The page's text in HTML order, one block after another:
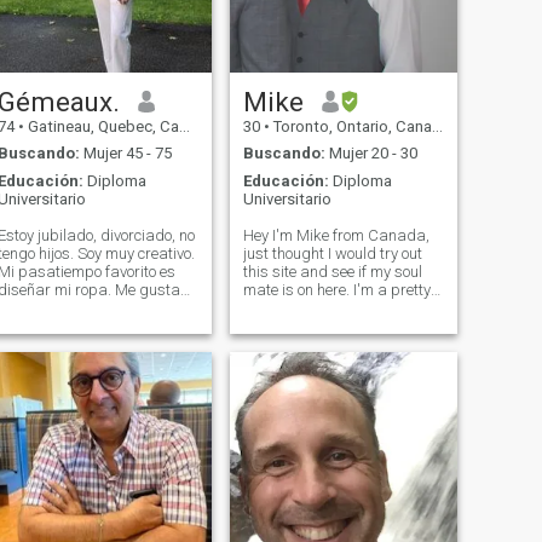
Gémeaux.
• Gatineau, Quebec, Canadá
Buscando: Mujer 45 - 75
Educación: Diploma
Estoy jubilado, divorciado, no
hijos. Soy muy creativo.
Mi pasatiempo favorito es
diseñar mi ropa. Me gusta
Quiero compartir mi
vida con una señora
interesante, inteligente,
que ama viajar
tiene un gran sentido del
Mike
30 • Toronto, Ontario, Canadá
Buscando: Mujer 20 - 30
Educación: Diploma
Universitario
Hey I'm Mike from Canada,
just thought I would try out
this site and see if my soul
mate is on here. I'm a pretty
find the right person to share
it with, if I can find them :) I've
been told